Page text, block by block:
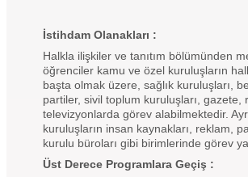
İstihdam Olanakları :
Halkla ilişkiler ve tanıtım bölümünden
öğrenciler kamu ve özel kuruluşların
başta olmak üzere, sağlık kuruluşları,
partiler, sivil toplum kuruluşları, gazete,
televizyonlarda görev alabilmektedir.
kuruluşların insan kaynakları, reklam,
kurulu büroları gibi birimlerinde görev
Üst Derece Programlara Geçiş :